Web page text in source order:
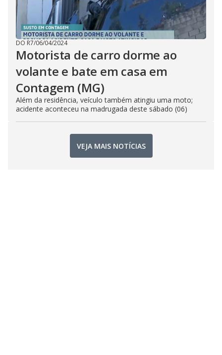
DO R7/06/04/2024
Motorista de carro dorme ao
volante e bate em casa em
Contagem (MG)
Além da residência, veículo também atingiu uma moto;
acidente aconteceu na madrugada deste sábado (06)
VEJA MAIS NOTÍCIAS